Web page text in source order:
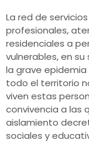
La red de
profesionales,
residenciales a
vulnerables, en
la grave epidemia
todo el territorio
viven estas
convivencia a las
aislamiento
sociales y